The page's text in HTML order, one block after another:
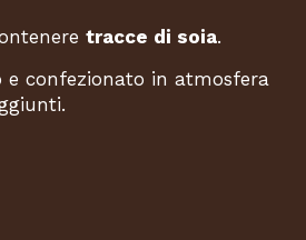
tracce di soia.
confezionato in atmosfera